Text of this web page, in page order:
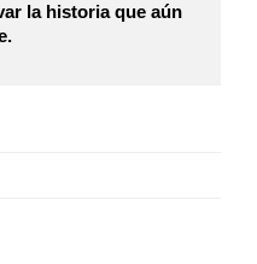
la historia que aún